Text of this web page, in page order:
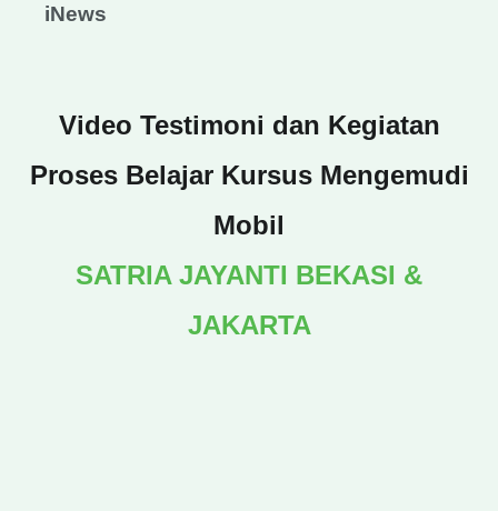
iNews
Video Testimoni dan Kegiatan
Proses Belajar Kursus Mengemudi
Mobil
SATRIA JAYANTI BEKASI &
JAKARTA